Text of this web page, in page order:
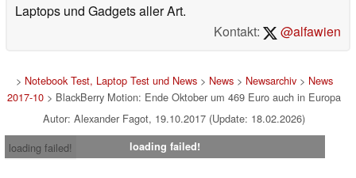
Laptops und Gadgets aller Art.
Kontakt:
@alfawien
> Notebook Test, Laptop Test und News> News> Newsarchiv> News
2017-10 > BlackBerry Motion: Ende Oktober um 469 Euro auch in Europa
Autor: Alexander Fagot, 19.10.2017 (Update: 18.02.2026)
loading failed!
loading failed!